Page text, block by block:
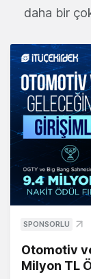
daha bir
SPONSORLU
Otomotiv
Milyon TL